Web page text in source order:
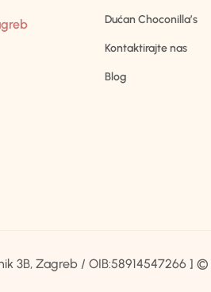
Dućan Choconilla’s
Kontaktirajte nas
Blog
3B, Zagreb / OIB:58914547266 ]